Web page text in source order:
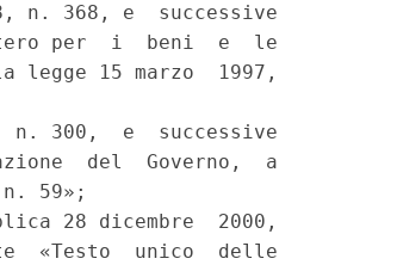
n. 368, e  successive
per  i  beni  e  le
15 marzo  1997,
n. 300,  e  successive
del  Governo,  a
59»;
28 dicembre  2000,
«Testo  unico  delle